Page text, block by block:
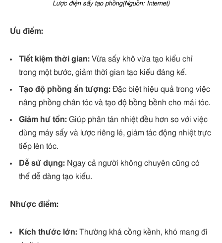
Lược điện sấy tạo phồng(Nguồn: Internet)
Ưu điểm:
Tiết kiệm thời gian: Vừa sấy khô vừa tạo kiểu chỉ
trong một bước, giảm thời gian tạo kiểu đáng kể.
Tạo độ phồng ấn tượng: Đặc biệt hiệu quả trong việc
nâng phồng chân tóc và tạo độ bồng bềnh cho mái tóc.
Giảm hư tổn: Giúp phân tán nhiệt đều hơn so với việc
dùng máy sấy và lược riêng lẻ, giảm tác động nhiệt trực
tiếp lên tóc.
Dễ sử dụng: Ngay cả người không chuyên cũng có
thể dễ dàng tạo kiểu.
Nhược điểm:
Kích thước lớn: Thường khá cồng kềnh, khó mang đi